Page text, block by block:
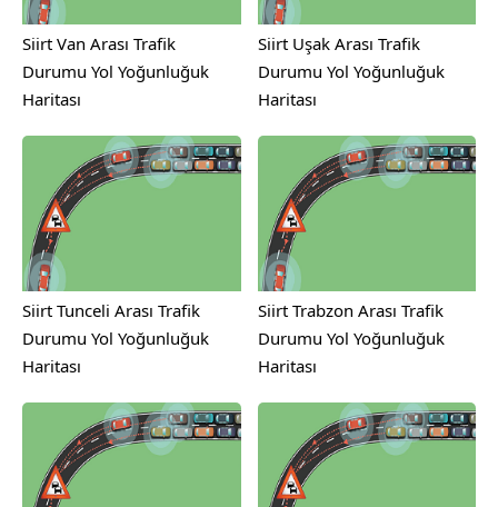
Siirt Van Arası Trafik
Durumu Yol Yoğunluğuk
Haritası
Siirt Uşak Arası Trafik
Durumu Yol Yoğunluğuk
Haritası
Siirt Tunceli Arası Trafik
Durumu Yol Yoğunluğuk
Haritası
Siirt Trabzon Arası Trafik
Durumu Yol Yoğunluğuk
Haritası